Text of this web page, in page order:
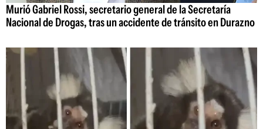
Murió Gabriel Rossi, secretario general de la Secretaría
Nacional de Drogas, tras un accidente de tránsito en Durazno